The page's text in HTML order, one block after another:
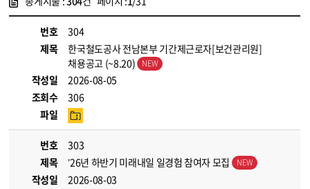
번호
304
제목
한국철도공사 전남본부 기간제근로자[보건관리원]
채용공고 (~8.20)
작성일
2026-08-05
조회수
306
파일
번호
303
제목
’26년 하반기 미래내일 일경험 참여자 모집
작성일
2026-08-03